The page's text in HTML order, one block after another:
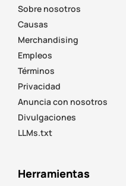
Sobre nosotros
Causas
Merchandising
Empleos
Términos
Privacidad
Anuncia con nosotros
Divulgaciones
LLMs.txt
Herramientas